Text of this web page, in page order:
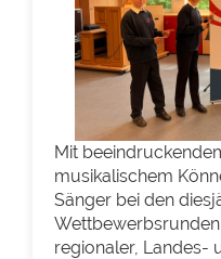
Mit
musikalischem
Sänger bei den
regionaler, Landes-